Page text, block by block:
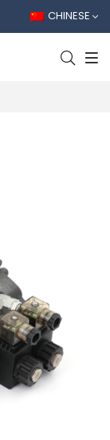
CHINESE